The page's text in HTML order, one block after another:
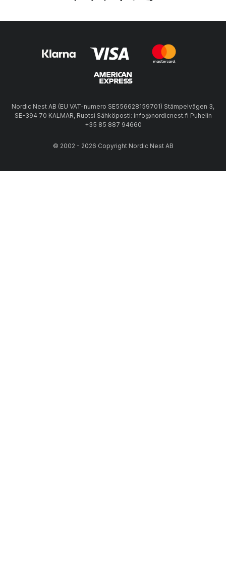
Nordic Nest AB (EU VAT-numero SE556628159701) Stämpelvägen 3,
SE-394 70 KALMAR, Ruotsi Sähköposti: info@nordicnest.fi Puhelin
+35 85 887 94660
© 2002 - 2026 Copyright Nordic Nest AB